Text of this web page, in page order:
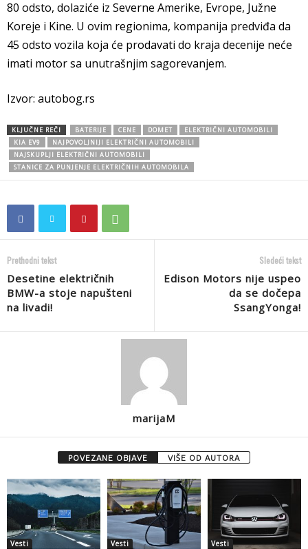
80 odsto, dolaziće iz Severne Amerike, Evrope, Južne
Koreje i Kine. U ovim regionima, kompanija predviđa da
45 odsto vozila koja će prodavati do kraja decenije neće
imati motor sa unutrašnjim sagorevanjem.
Izvor: autobog.rs
KLJUČNE REČI BATERIJE CENE DOMET
ELEKTRIČNI AUTOMOBILI
KIA EV9
NAJPOVOLJNIJI ELEKTRIČNI AUTOMOBILI
NAJSKUPLJI ELEKTRIČNI AUTOMOBILI
STANICE ZA PUNJENJE ELEKTRIČNIH AUTOMOBILA
Prethodni tekst
Desetine električnih
BMW-a stoje napušteni
na livadi!
Sledeći tekst
Edison Motors nije uspeo
da se dočepa
SsangYonga!
marijaM
POVEZANE OBJAVE VIŠE OD AUTORA
Vesti Vesti Vesti